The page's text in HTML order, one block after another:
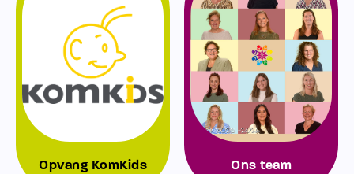
Opvang KomKids Ons team